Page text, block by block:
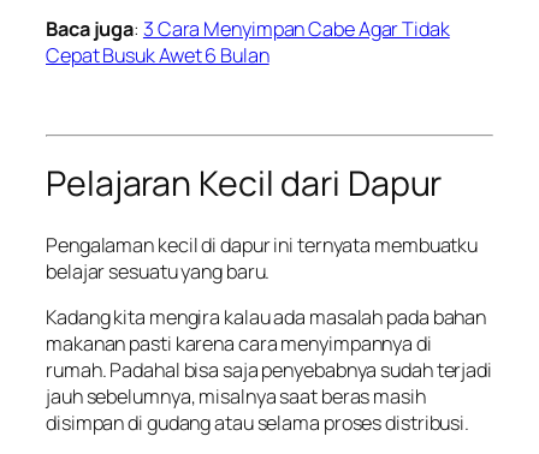
Baca juga: 3 Cara Menyimpan Cabe Agar Tidak
Cepat Busuk Awet 6 Bulan
Pelajaran Kecil dari Dapur
Pengalaman kecil di dapur ini ternyata membuatku
belajar sesuatu yang baru.
Kadang kita mengira kalau ada masalah pada bahan
makanan pasti karena cara menyimpannya di
rumah. Padahal bisa saja penyebabnya sudah terjadi
jauh sebelumnya, misalnya saat beras masih
disimpan di gudang atau selama proses distribusi.